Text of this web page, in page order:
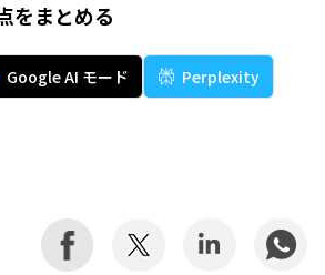
をまとめる
Google AI モード
Perplexity